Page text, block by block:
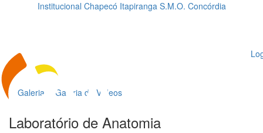
Institucional Chapecó Itapiranga S.M.O. Concórdia
Galeria Galeria de Vídeos
Laboratório de Anatomia